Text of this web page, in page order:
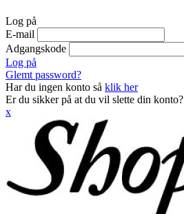
Log på
E-mail
Adgangskode
Log på
Glemt password?
Har du ingen konto så klik her
Er du sikker på at du vil slette din konto?
x